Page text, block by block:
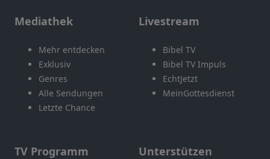
Mediathek
Mehr entdecken
Exklusiv
Genres
Alle Sendungen
Letzte Chance
Livestream
Bibel TV
Bibel TV Impuls
EchtJetzt
MeinGottesdienst
TV Programm Unterstützen